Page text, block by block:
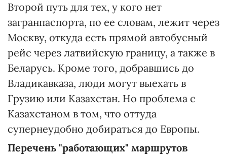
Второй путь для тех, у кого нет
загранпаспорта, по ее словам, лежит через
Москву, откуда есть прямой автобусный
рейс через латвийскую границу, а также в
Беларусь. Кроме того, добравшись до
Владикавказа, люди могут выехать в
Грузию или Казахстан. Но проблема с
Казахстаном в том, что оттуда
супернеудобно добираться до Европы.
Перечень "работающих" маршрутов